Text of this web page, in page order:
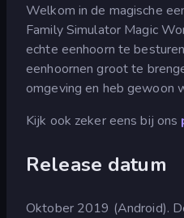
Welkom in de magische
Family Simulator Magic
echte eenhoorn te
eenhoornen groot te
omgeving en heb gewoon
Kijk ook zeker eens bij ons
Release datum
Oktober 2019 (Android).